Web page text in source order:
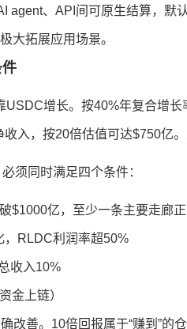
agent、API间可原生结算，默
大拓展应用场景。
USDC增长。按40%年复合增
入，按20倍估值可达$750亿
必须同时满足四个条件：
$1000亿，至少一条主要走廊
RLDC利润率超50%
收入10%
金上链）
改善。10倍回报属于“赚到”的仓